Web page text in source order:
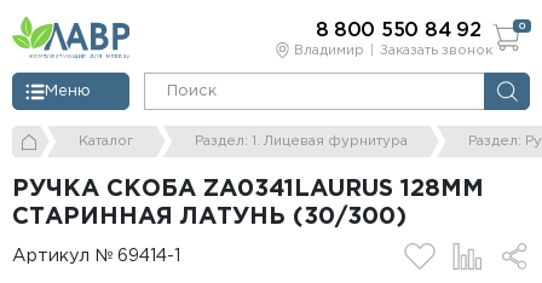
Владимир Заказать звонок
Меню
8 800 550 84 92 0
Каталог Раздел: 1. Лицевая фурнитура Раздел:
РУЧКА СКОБА ZA0341LAURUS 128ММ
СТАРИННАЯ ЛАТУНЬ (30/300)
Артикул № 69414-1